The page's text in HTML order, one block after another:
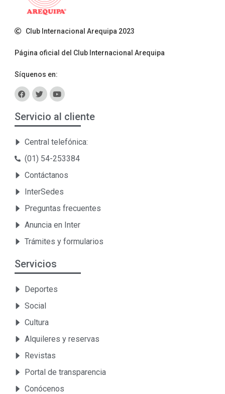
Club Internacional Arequipa 2023
Página oficial del Club Internacional Arequipa
Síquenos en:
Servicio al cliente
Central telefónica:
(01) 54-253384
Contáctanos
InterSedes
Preguntas frecuentes
Anuncia en Inter
Trámites y formularios
Servicios
Deportes
Social
Cultura
Alquileres y reservas
Revistas
Portal de transparencia
Conócenos